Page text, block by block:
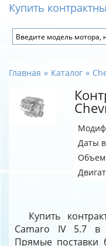
Купить
Главная Каталог
Даты
Объем
Купить
Camaro IV 5.7 в
Прямые поставки